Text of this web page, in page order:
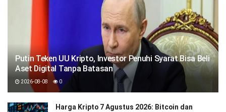
Putin Teken UU Kripto, Investor Penuhi Syarat Bisa Beli
Aset Digital Tanpa Batasan
2026-08-08 0
Harga Kripto 7 Agustus 2026: Bitcoin dan